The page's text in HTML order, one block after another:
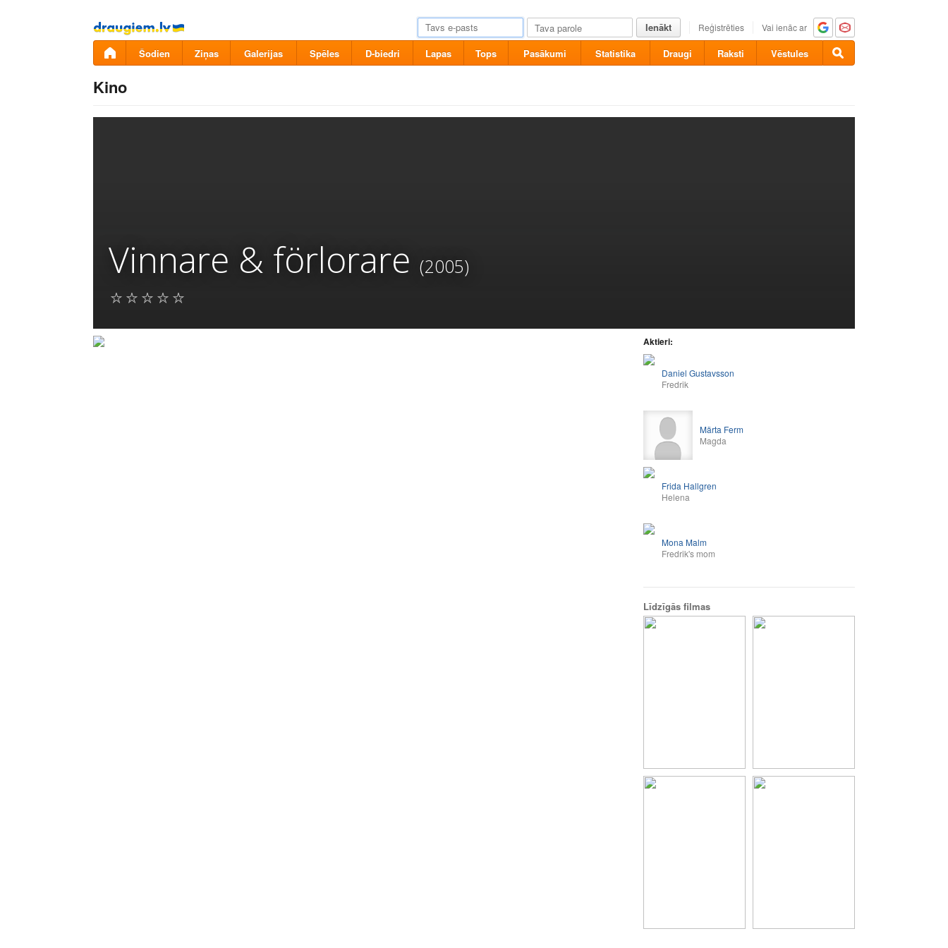
Pāriet
uz
saturu
Ienākt Reģistrēties Vai ienāc ar
Šodien Ziņas Galerijas Spēles D-biedri Lapas Tops Pasākumi Statistika Draugi Raksti Vēstules
Kino
Vinnare & förlorare (2005)
Aktieri:
Daniel Gustavsson
Fredrik
Märta Ferm
Magda
Frida Hallgren
Helena
Mona Malm
Fredrik's mom
Līdzīgās filmas